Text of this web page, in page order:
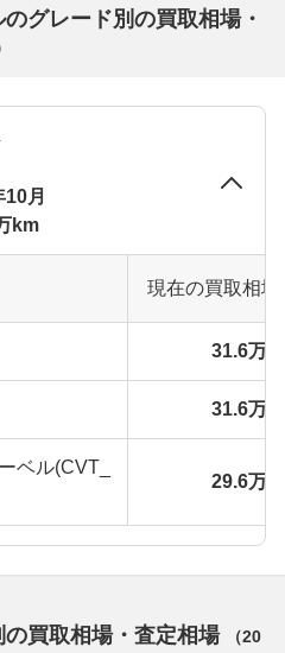
グレード別の買取相場・
月
km
現在の買取相
31.6万
31.6万
ベル(CVT_
29.6万
買取相場・査定相場 （20